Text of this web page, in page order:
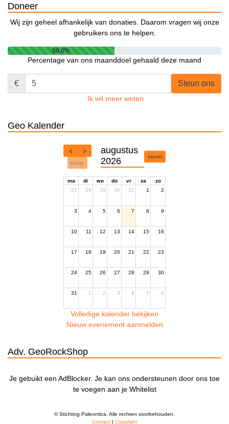
Doneer
Wij zijn geheel afhankelijk van donaties. Daarom vragen wij onze
gebruikers ons te helpen.
50.0%
Percentage van ons maanddoel gehaald deze maand
€ Steun ons
Ik wil meer weten
Geo Kalender
today
augustus
2026
month
ma di wo do vr za
zo
27
28 29 30 31 1 2
3 4 5 6 7 8 9
10 11 12 13 14 15 16
17 18 19 20 21 22 23
24 25 26 27 28 29 30
31 1 2 3 4 5 6
Volledige kalender bekijken
Nieuw evenement aanmelden
Adv. GeoRockShop
Je gebuikt een AdBlocker. Je kan ons ondersteunen door ons toe
te voegen aan je Whitelist
© Stichting Paleontica. Alle rechten voorbehouden.
Contact| Copyright